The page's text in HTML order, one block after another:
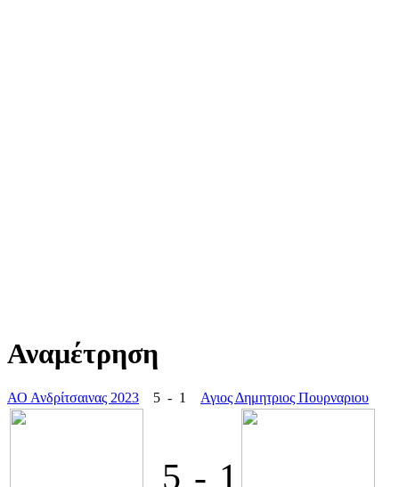
Αναμέτρηση
ΑΟ Ανδρίτσαινας 2023 5 - 1 Αγιος Δημητριος Πουρναριου
5 - 1